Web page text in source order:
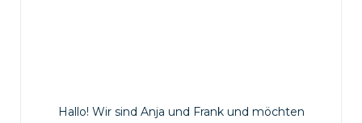
Hallo! Wir sind Anja und Frank und möchten